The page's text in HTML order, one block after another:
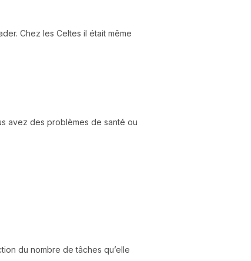
Chez les Celtes il était même
avez des problèmes de santé ou
du nombre de tâches qu’elle